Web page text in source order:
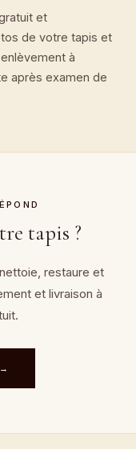
et
de votre tapis et
à
après examen de
tapis ?
restaure et
et livraison à
→